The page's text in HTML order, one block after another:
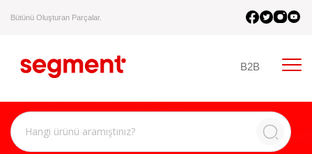
Bütünü Oluşturan Parçalar.
B2B